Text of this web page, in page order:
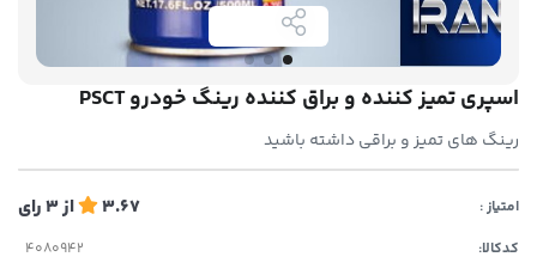
اسپری تمیز کننده و براق کننده رینگ خودرو PSCT
رینگ های تمیز و براقی داشته باشید
امتیاز : 3.67 از3رای
کدکالا: